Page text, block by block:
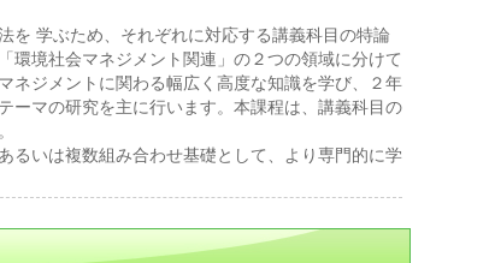
を 学ぶため、それぞれに対応する講義科目の特論
環境社会マネジメント関連」の２つの領域に分けて
ネジメントに関わる幅広く高度な知識を学び、２年
ーマの研究を主に行います。本課程は、講義科目の
るいは複数組み合わせ基礎として、より専門的に学